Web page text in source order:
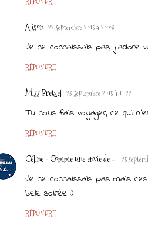
Alison 22 septembre 2015 à 20:03
Je ne connaissais pas, j'adore
RÉPONDRE
Miss Bretzel 23 septembre 2015 à 11:22
Tu nous fais voyager, ce qui
RÉPONDRE
Céline - Comme une envie de ... 25
Je ne connaissais pas mais
belle soirée :)
RÉPONDRE